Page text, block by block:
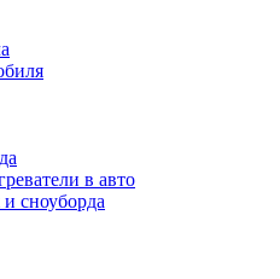
в авто
сноуборда